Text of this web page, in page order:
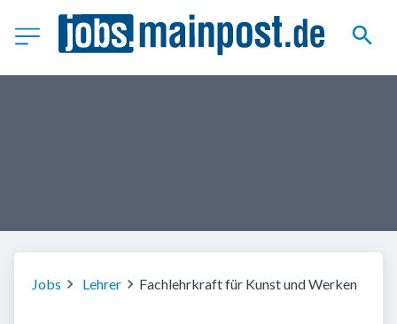
Jobs Lehrer Fachlehrkraft für Kunst und Werken